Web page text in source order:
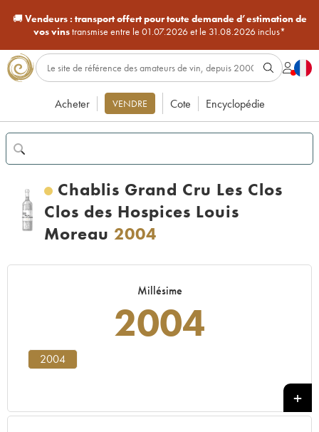
🚚Vendeurs : transport offert pour toute demande d’estimation de
vos vinstransmise entre le 01.07.2026 et le 31.08.2026 inclus*
Acheter VENDRE Cote Encyclopédie
Chablis Grand Cru Les Clos
Clos des Hospices Louis
Moreau 2004
Millésime
2004
2004